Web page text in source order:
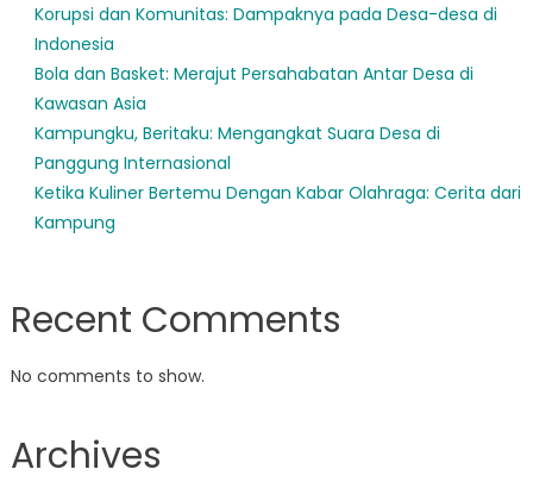
Korupsi dan Komunitas: Dampaknya pada Desa-desa di
Indonesia
Bola dan Basket: Merajut Persahabatan Antar Desa di
Kawasan Asia
Kampungku, Beritaku: Mengangkat Suara Desa di
Panggung Internasional
Ketika Kuliner Bertemu Dengan Kabar Olahraga: Cerita dari
Kampung
Recent Comments
No comments to show.
Archives